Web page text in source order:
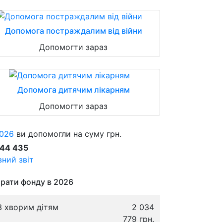
Допомога постраждалим від війни
Допомогти зараз
Допомога дитячим лікарням
Допомогти зараз
ви допомогли на суму грн.
435
звіт
фонду в 2026
хворим дітям
2 034
779 грн.